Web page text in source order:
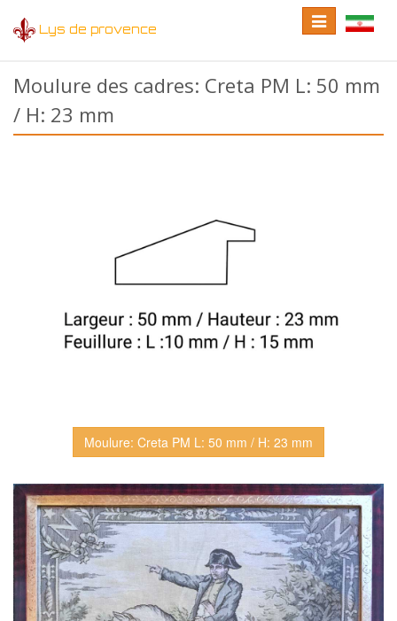
Lys de provence
Toggle
Toggle
navigation
Moulure des cadres: Creta PM L: 50 mm
/ H: 23 mm
Moulure: Creta PM L: 50 mm / H: 23 mm